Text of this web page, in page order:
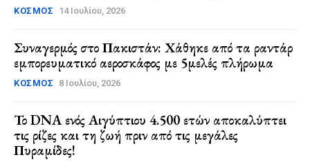
ΚΌΣΜΟΣ 14 Ιουλίου, 2026
Συναγερμός στο Πακιστάν: Χάθηκε από τα ραντάρ
εμπορευματικό αεροσκάφος με 5μελές πλήρωμα
ΚΌΣΜΟΣ 8 Ιουλίου, 2026
Το DNA ενός Αιγύπτιου 4.500 ετών αποκαλύπτει
τις ρίζες και τη ζωή πριν από τις μεγάλες
Πυραμίδες!